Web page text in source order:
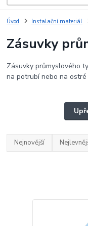
Úvod Instalační materiál
Zásuvky
Zásuvky průmyslového
na potrubí nebo na ostré
Nejnovější